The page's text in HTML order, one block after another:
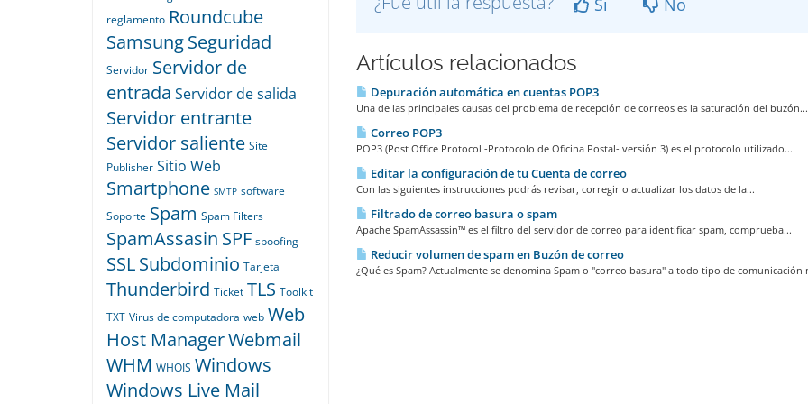
Artículos relacionados
Depuración automática en cuentas POP3
Una de las principales causas del problema de recepción de correos es la saturación del buzón...
Correo POP3
POP3 (Post Office Protocol -Protocolo de Oficina Postal- versión 3) es el protocolo utilizado...
Editar la configuración de tu Cuenta de correo
Con las siguientes instrucciones podrás revisar, corregir o actualizar los datos de la...
Filtrado de correo basura o spam
Apache SpamAssassin™ es el filtro del servidor de correo para identificar spam, comprueba...
Reducir volumen de spam en Buzón de correo
¿Qué es Spam? Actualmente se denomina Spam o "correo basura" a todo tipo de comunicación
reglamento Roundcube
SamsungSeguridad
Servidor Servidor de
entrada Servidor de salida
Servidor entrante
Servidor saliente Site
Publisher Sitio Web
Smartphone SMTP software
Soporte Spam Spam Filters
SpamAssasin SPF spoofing
SSLSubdominio Tarjeta
Thunderbird Ticket TLS Toolkit
TXT Virus de computadora web Web
Host ManagerWebmail
WHM WHOIS Windows
Windows Live Mail